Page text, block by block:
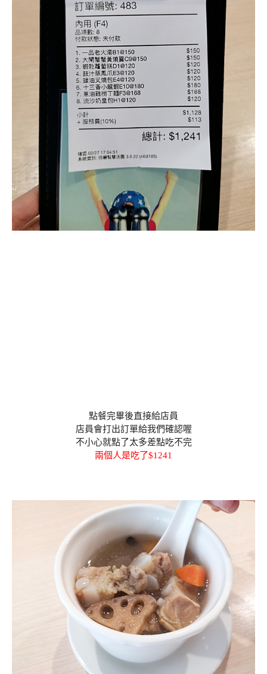
點餐完畢後直接給店員
店員會打出訂單給我們確認喔
不小心就點了太多差點吃不完
兩個人是吃了$1241